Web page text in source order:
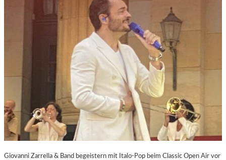
Giovanni Zarrella & Band begeistern mit Italo-Pop beim Classic Open Air vor